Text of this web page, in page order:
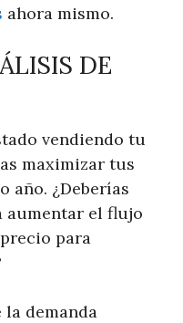
ahora mismo.
DE
vendiendo tu
maximizar tus
año. ¿Deberías
aumentar el flujo
para
demanda